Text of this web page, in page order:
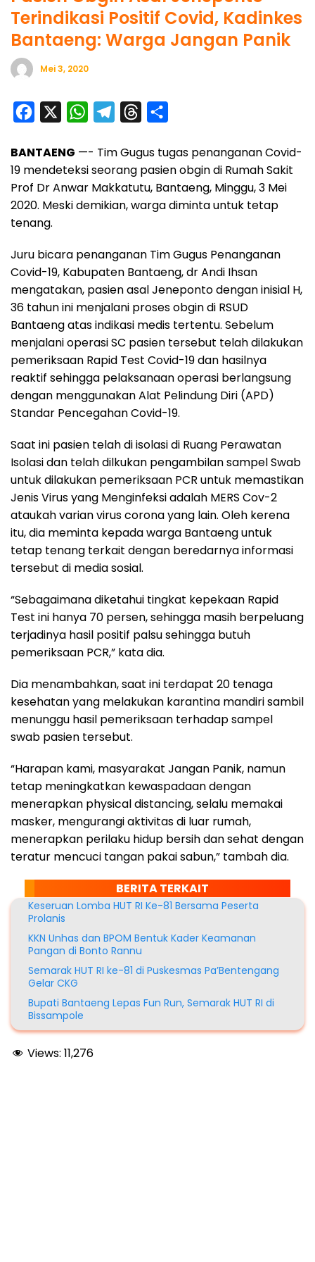
Terindikasi Positif Covid, Kadinkes
Bantaeng: Warga Jangan Panik
Mei 3, 2020
c
e
b
o
k
W
a
t
s
p
l
e
g
m
r
e
a
a
r
e
BANTAENG —- Tim Gugus tugas penanganan Covid-
19 mendeteksi seorang pasien obgin di Rumah Sakit
Prof Dr Anwar Makkatutu, Bantaeng, Minggu, 3 Mei
2020. Meski demikian, warga diminta untuk tetap
tenang.
Juru bicara penanganan Tim Gugus Penanganan
Covid-19, Kabupaten Bantaeng, dr Andi Ihsan
mengatakan, pasien asal Jeneponto dengan inisial H,
36 tahun ini menjalani proses obgin di RSUD
Bantaeng atas indikasi medis tertentu. Sebelum
menjalani operasi SC pasien tersebut telah dilakukan
pemeriksaan Rapid Test Covid-19 dan hasilnya
reaktif sehingga pelaksanaan operasi berlangsung
dengan menggunakan Alat Pelindung Diri (APD)
Standar Pencegahan Covid-19.
Saat ini pasien telah di isolasi di Ruang Perawatan
Isolasi dan telah dilkukan pengambilan sampel Swab
untuk dilakukan pemeriksaan PCR untuk memastikan
Jenis Virus yang Menginfeksi adalah MERS Cov-2
ataukah varian virus corona yang lain. Oleh kerena
itu, dia meminta kepada warga Bantaeng untuk
tetap tenang terkait dengan beredarnya informasi
tersebut di media sosial.
“Sebagaimana diketahui tingkat kepekaan Rapid
Test ini hanya 70 persen, sehingga masih berpeluang
terjadinya hasil positif palsu sehingga butuh
pemeriksaan PCR,” kata dia.
Dia menambahkan, saat ini terdapat 20 tenaga
kesehatan yang melakukan karantina mandiri sambil
menunggu hasil pemeriksaan terhadap sampel
swab pasien tersebut.
“Harapan kami, masyarakat Jangan Panik, namun
tetap meningkatkan kewaspadaan dengan
menerapkan physical distancing, selalu memakai
masker, mengurangi aktivitas di luar rumah,
menerapkan perilaku hidup bersih dan sehat dengan
teratur mencuci tangan pakai sabun,” tambah dia.
BERITA TERKAIT
Keseruan Lomba HUT RI Ke-81 Bersama Peserta
Prolanis
KKN Unhas dan BPOM Bentuk Kader Keamanan
Pangan di Bonto Rannu
Semarak HUT RI ke-81 di Puskesmas Pa’Bentengang
Gelar CKG
Bupati Bantaeng Lepas Fun Run, Semarak HUT RI di
Bissampole
Views: 11,276